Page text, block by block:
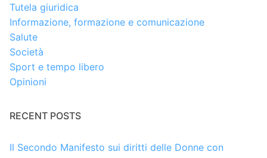
Tutela giuridica
Informazione, formazione e comunicazione
Salute
Società
Sport e tempo libero
Opinioni
RECENT POSTS
Il Secondo Manifesto sui diritti delle Donne con